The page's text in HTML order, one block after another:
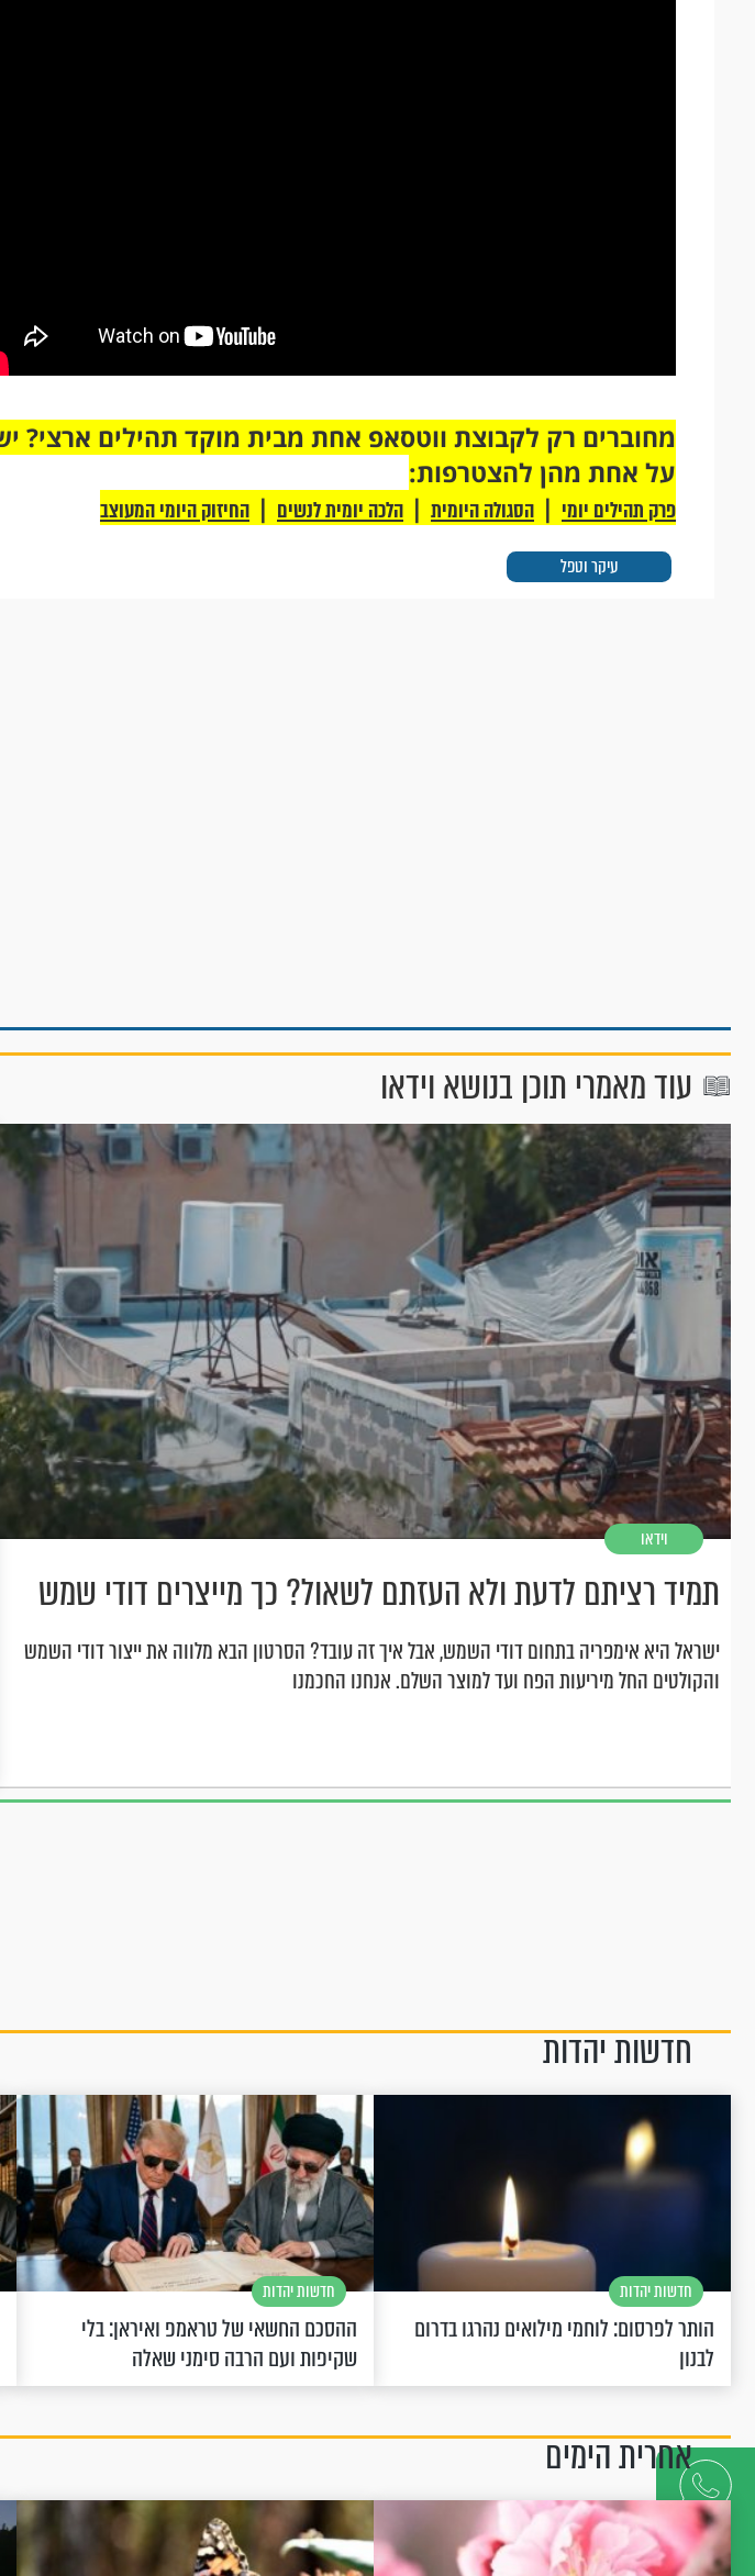
דברו
איתנו
עיקר וטפל
על אחת מהן להצטרפות:
פרק תהילים יומי | הסגולה היומית | הלכה יומית לנשים | החיזוק היומי המעוצב
עוד מאמרי תוכן בנושא וידאו
וידאו
תמיד רציתם לדעת ולא העזתם לשאול? כך מייצרים דודי שמש
ישראל היא אימפריה בתחום דודי השמש, אבל איך זה עובד? הסרטון הבא מלווה את ייצור דודי השמש
והקולטים החל מיריעות הפח ועד למוצר השלם. אנחנו החכמנו
חדשות יהדות
חדשות יהדות
הותר לפרסום: לוחמי מילואים נהרגו בדרום
לבנון
חדשות יהדות
ההסכם החשאי של טראמפ ואיראן: בלי
שקיפות ועם הרבה סימני שאלה
אחרית הימים